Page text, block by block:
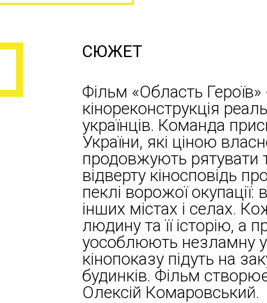
СЮЖЕТ
Фільм «Область
кінореконструкція
українців. Команда
України, які ціною
продовжують рятувати
відверту кіносповідь
пеклі ворожої окупації:
інших містах і селах.
людину та її історію, а
уособлюють незламну
кінопоказу підуть на
будинків. Фільм
Олексій Комаровський.